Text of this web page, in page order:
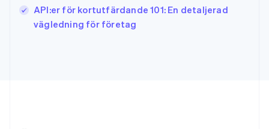
API:er för kortutfärdande 101: En detaljerad
vägledning för företag
English Français
Kroatien